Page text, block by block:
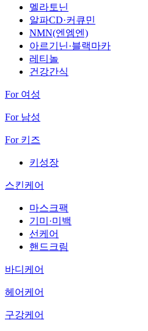
멜라토닌
알파CD·커큐민
NMN(엔엠엔)
아르기닌·블랙마카
레티놀
건강간식
For 여성
For 남성
For 키즈
키성장
스킨케어
마스크팩
기미·미백
선케어
핸드크림
바디케어
헤어케어
구강케어